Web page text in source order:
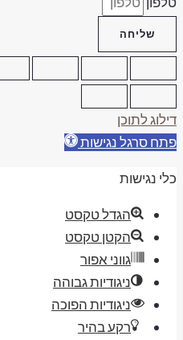
שליחה
לתוכן
סרגל נגישות
נגישות
הגדל טקסט
הקטן טקסט
גווני אפור
ניגודיות גבוהה
ניגודיות הפוכה
רקע בהיר